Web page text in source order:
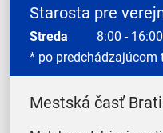
Starosta pre
Streda 8:00 -
* po predchádzajúcom
Mestská časť